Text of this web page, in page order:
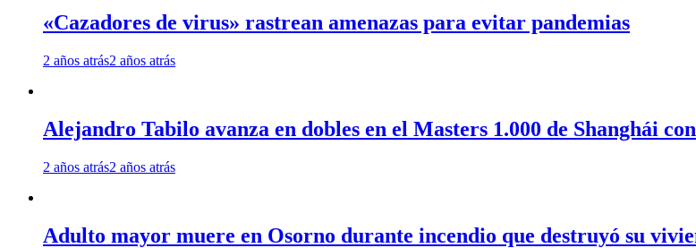
«Cazadores de virus» rastrean amenazas para evitar pandemias
2 años atrás2 años atrás
Alejandro Tabilo avanza en dobles en el Masters 1.000 de Shanghái
2 años atrás2 años atrás
Adulto mayor muere en Osorno durante incendio que destruyó su